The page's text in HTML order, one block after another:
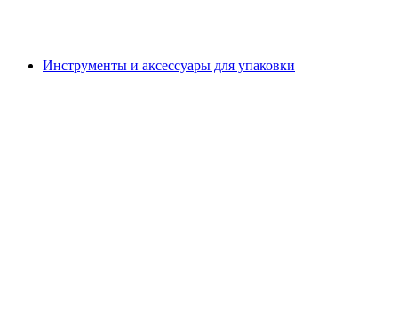
Инструменты и аксессуары для упаковки